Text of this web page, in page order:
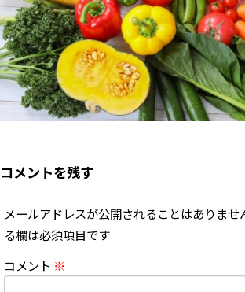
コメントを残す
メールアドレスが公開されることはありませ
る欄は必須項目です
コメント ※